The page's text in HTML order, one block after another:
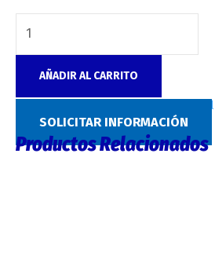
AÑADIR AL CARRITO
Pedal arranque Trial
SOLICITAR INFORMACIÓN
Productos Relacionados